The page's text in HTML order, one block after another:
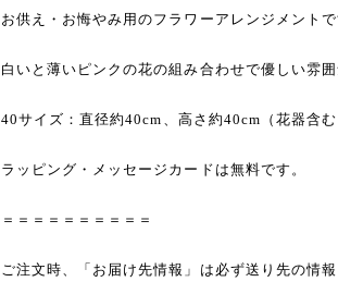
お供え・お悔やみ用のフラワーアレンジメントで
白いと薄いピンクの花の組み合わせで優しい雰囲
40サイズ：直径約40cm、高さ約40cm（花器含む
ラッピング・メッセージカードは無料です。
＝＝＝＝＝＝＝＝＝＝
ご注文時、「お届け先情報」は必ず送り先の情報